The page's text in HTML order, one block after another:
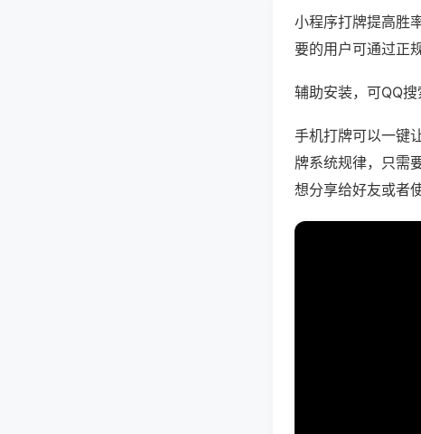
小程序打牌提高胜
要的用户可通过正
辅助安装，可QQ
手机打牌可以一键
牌系统规律，只需
想分享给好友或者